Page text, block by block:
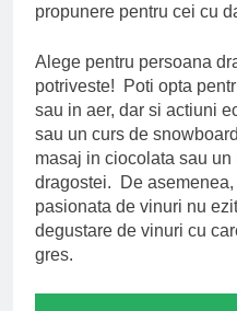
propunere pentru cei cu
Alege pentru persoana
potriveste! Poti opta
sau in aer, dar si actiuni
sau un curs de
masaj in ciocolata sau
dragostei. De
pasionata de vinuri nu
degustare de vinuri cu
gres.